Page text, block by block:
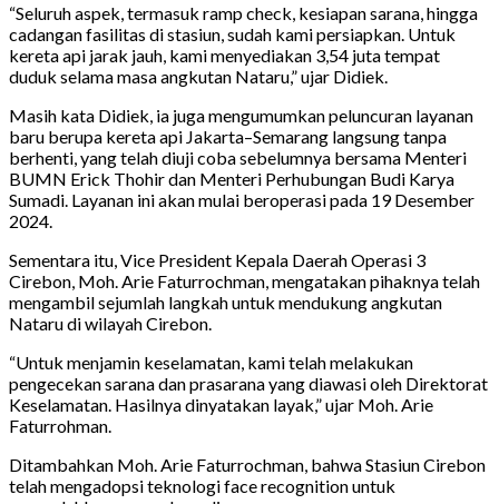
“Seluruh aspek, termasuk ramp check, kesiapan sarana, hingga
cadangan fasilitas di stasiun, sudah kami persiapkan. Untuk
kereta api jarak jauh, kami menyediakan 3,54 juta tempat
duduk selama masa angkutan Nataru,” ujar Didiek.
Masih kata Didiek, ia juga mengumumkan peluncuran layanan
baru berupa kereta api Jakarta–Semarang langsung tanpa
berhenti, yang telah diuji coba sebelumnya bersama Menteri
BUMN Erick Thohir dan Menteri Perhubungan Budi Karya
Sumadi. Layanan ini akan mulai beroperasi pada 19 Desember
2024.
Sementara itu, Vice President Kepala Daerah Operasi 3
Cirebon, Moh. Arie Faturrochman, mengatakan pihaknya telah
mengambil sejumlah langkah untuk mendukung angkutan
Nataru di wilayah Cirebon.
“Untuk menjamin keselamatan, kami telah melakukan
pengecekan sarana dan prasarana yang diawasi oleh Direktorat
Keselamatan. Hasilnya dinyatakan layak,” ujar Moh. Arie
Faturrohman.
Ditambahkan Moh. Arie Faturrochman, bahwa Stasiun Cirebon
telah mengadopsi teknologi face recognition untuk